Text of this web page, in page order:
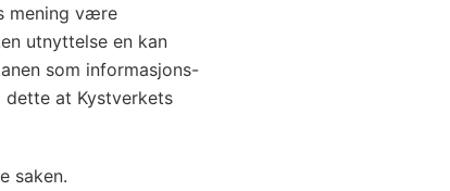
mening være
utnyttelse en kan
som informasjons-
dette at Kystverkets
saken.